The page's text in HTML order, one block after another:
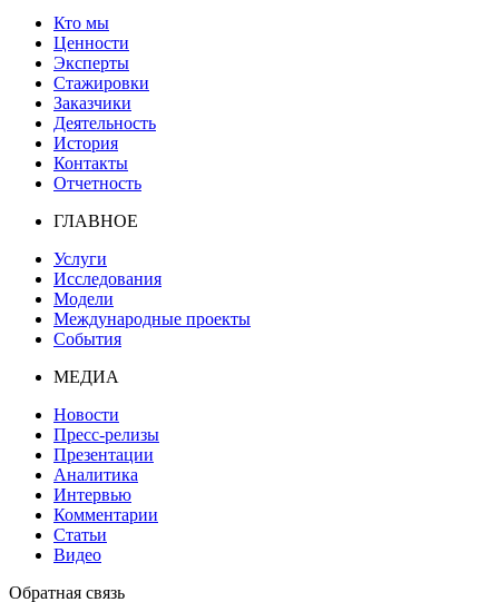
Кто мы
Ценности
Эксперты
Стажировки
Заказчики
Деятельность
История
Контакты
Отчетность
ГЛАВНОЕ
Услуги
Исследования
Модели
Международные проекты
События
МЕДИА
Новости
Пресс-релизы
Презентации
Аналитика
Интервью
Комментарии
Статьи
Видео
Обратная связь